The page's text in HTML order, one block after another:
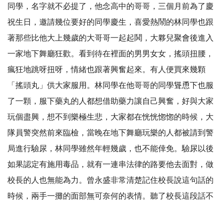
同學，名字就不必提了，他念高中的哥哥，三個月前為了慶
祝生日，邀請幾位要好的同學慶生，喜愛熱鬧的林同學也跟
著那些比他大上幾歲的大哥哥一起起鬨，大夥兒聚會後進入
一家地下舞廳狂歡。看到待在裡面的男男女女，搖頭扭腰，
瘋狂地跳呀扭呀，情緒也跟著興奮起來。有人便買來幾顆
「搖頭丸」供大家服用。林同學在他哥哥的同學聳恿下也服
了一顆，服下藥丸的人都想借助藥力讓自己興奮，好與大家
玩個盡興，想不到樂極生悲，大家都在恍恍惚惚的時候，大
隊員警突然前來臨檢，當晚在地下舞廳玩樂的人都被請到警
局進行驗尿，林同學雖然年輕幾歲，也不能倖免。驗尿以後
如果認定有施用毒品，就有一連串法律的路要他去面對，做
校長的人也無能為力。曾永盛非常清楚記住校長說這句話的
時候，兩手一攤的面部無可奈何的表情。聽了校長這段話不